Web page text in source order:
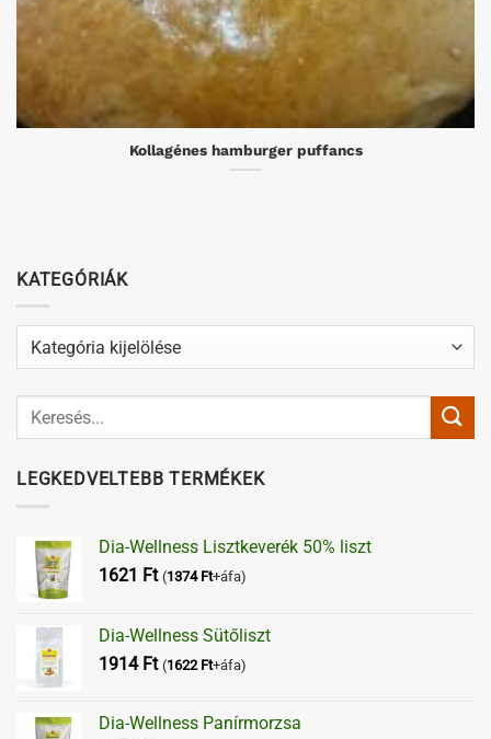
Kollagénes hamburger puffancs
KATEGÓRIÁK
Kategóriák
LEGKEDVELTEBB TERMÉKEK
Dia-Wellness Lisztkeverék 50% liszt
1621 Ft (1374 Ft+áfa)
Dia-Wellness Sütőliszt
1914 Ft (1622 Ft+áfa)
Dia-Wellness Panírmorzsa